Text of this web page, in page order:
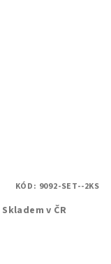
Skladem v ČR
KÓD: 9092-SET--2KS